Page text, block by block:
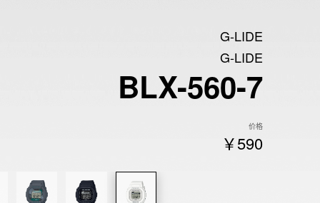
G-LIDE
G-LIDE
BLX-560-7
价格
￥590